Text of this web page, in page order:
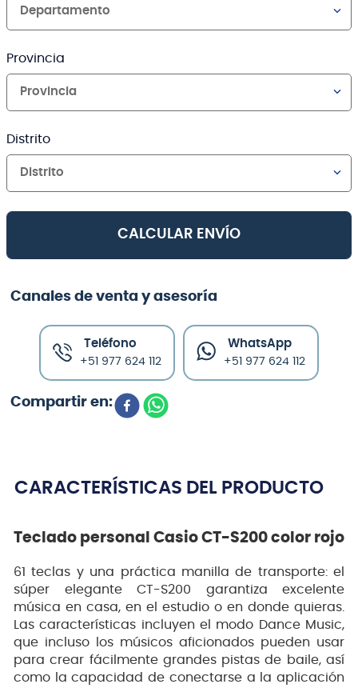
Departamento
Provincia
Provincia
Distrito
Distrito
CALCULAR ENVÍO
Canales de venta y asesoría
Teléfono
+51 977 624 112
WhatsApp
+51 977 624 112
CARACTERÍSTICAS DEL PRODUCTO
Teclado personal Casio CT-S200 color rojo
61 teclas y una práctica manilla de transporte: el
súper elegante CT-S200 garantiza excelente
música en casa, en el estudio o en donde quieras.
Las características incluyen el modo Dance Music,
que incluso los músicos aficionados pueden usar
para crear fácilmente grandes pistas de baile, así
como la capacidad de conectarse a la aplicación